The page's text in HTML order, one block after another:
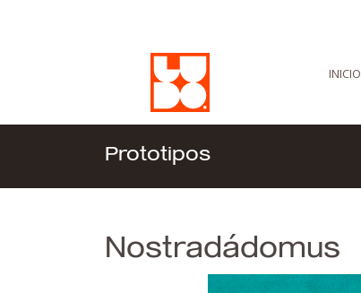
INICIO
Prototipos
Nostradádomus